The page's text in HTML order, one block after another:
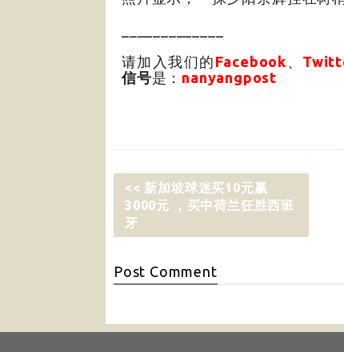
请加入我们的 Facebook 、
信号是： nanyangpost
<< 新加坡球迷买10元赢
3000元 ，买中荷兰狂胜西班
牙
Post Comment